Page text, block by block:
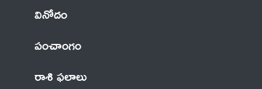
వినోదం
పంచాంగం
రాశి ఫలాలు